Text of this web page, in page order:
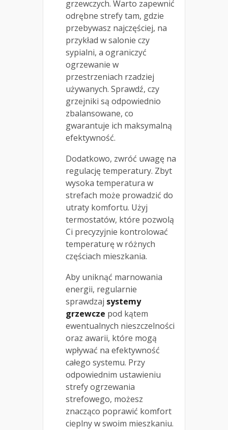
grzewczych. Warto zapewnić
odrębne strefy tam, gdzie
przebywasz najczęściej, na
przykład w salonie czy
sypialni, a ograniczyć
ogrzewanie w
przestrzeniach rzadziej
używanych. Sprawdź, czy
grzejniki są odpowiednio
zbalansowane, co
gwarantuje ich maksymalną
efektywność.
Dodatkowo, zwróć uwagę na
regulację temperatury. Zbyt
wysoka temperatura w
strefach może prowadzić do
utraty komfortu. Użyj
termostatów, które pozwolą
Ci precyzyjnie kontrolować
temperaturę w różnych
częściach mieszkania.
Aby uniknąć marnowania
energii, regularnie
sprawdzaj systemy
grzewcze pod kątem
ewentualnych nieszczelności
oraz awarii, które mogą
wpływać na efektywność
całego systemu. Przy
odpowiednim ustawieniu
strefy ogrzewania
strefowego, możesz
znacząco poprawić komfort
cieplny w swoim mieszkaniu.